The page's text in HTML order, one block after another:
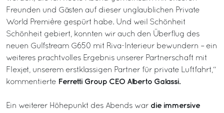
Freunden und Gästen auf dieser unglaublichen Private
World Première gespürt habe. Und weil Schönheit
Schönheit gebiert, konnten wir auch den Überflug des
neuen Gulfstream G650 mit Riva-Interieur bewundern – ein
weiteres prachtvolles Ergebnis unserer Partnerschaft mit
Flexjet, unserem erstklassigen Partner für private Luftfahrt,“
kommentierte Ferretti Group CEO Alberto Galassi.
Ein weiterer Höhepunkt des Abends war die immersive